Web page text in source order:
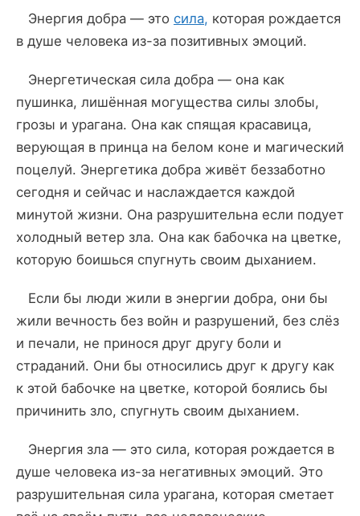
Энергия добра — это сила, которая рождается
в душе человека из-за позитивных эмоций.
Энергетическая сила добра — она как
пушинка, лишённая могущества силы злобы,
грозы и урагана. Она как спящая красавица,
верующая в принца на белом коне и магический
поцелуй. Энергетика добра живёт беззаботно
сегодня и сейчас и наслаждается каждой
минутой жизни. Она разрушительна если подует
холодный ветер зла. Она как бабочка на цветке,
которую боишься спугнуть своим дыханием.
Если бы люди жили в энергии добра, они бы
жили вечность без войн и разрушений, без слёз
и печали, не принося друг другу боли и
страданий. Они бы относились друг к другу как
к этой бабочке на цветке, которой боялись бы
причинить зло, спугнуть своим дыханием.
Энергия зла — это сила, которая рождается в
душе человека из-за негативных эмоций. Это
разрушительная сила урагана, которая сметает